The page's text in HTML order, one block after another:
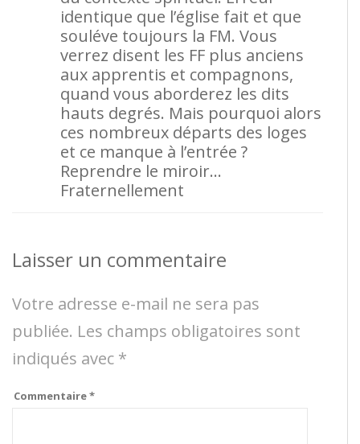
identique que l’église fait et que
souléve toujours la FM. Vous
verrez disent les FF plus anciens
aux apprentis et compagnons,
quand vous aborderez les dits
hauts degrés. Mais pourquoi alors
ces nombreux départs des loges
et ce manque à l’entrée ?
Reprendre le miroir…
Fraternellement
Laisser un commentaire
Votre adresse e-mail ne sera pas
publiée. Les champs obligatoires sont
indiqués avec *
Commentaire*